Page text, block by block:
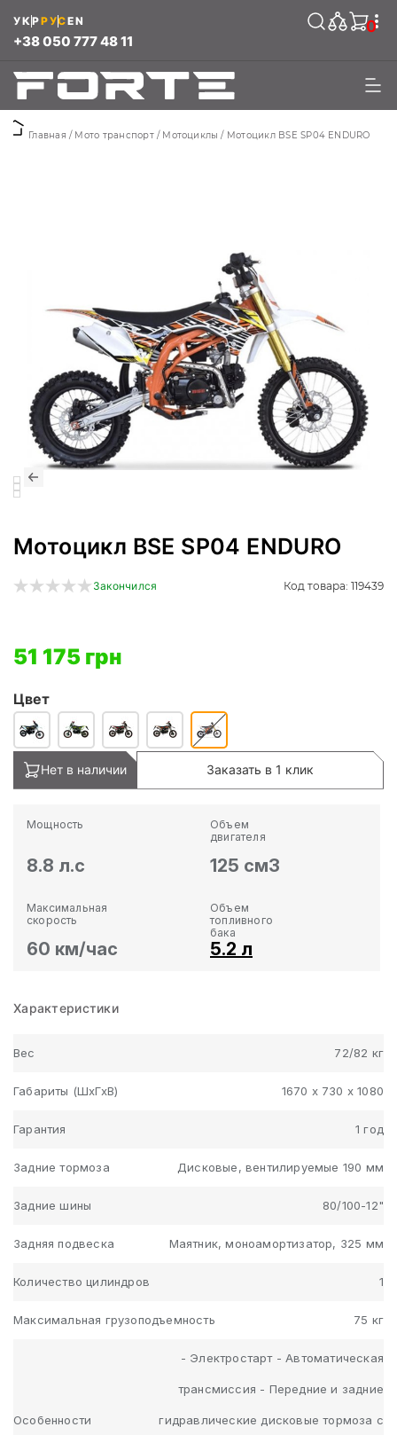
+38 050 777 48 11
УКРРУСEN 0
Главная Мото транспорт Мотоциклы Мотоцикл BSE SP04 ENDURO
Мотоцикл BSE SP04 ENDURO
Закончился Код товара: 119439
51 175 грн
Цвет
Нет в наличии Заказать в 1 клик
Мощность
8.8 л.с
Объем
двигателя
125 см3
Максимальная
скорость
60 км/час
Объем
топливного
бака
5.2 л
Характеристики
Вес 72/82 кг
Габариты (ШхГхВ) 1670 х 730 х 1080
Гарантия 1 год
Задние тормоза Дисковые, вентилируемые 190 мм
Задние шины 80/100-12"
Задняя подвеска Маятник, моноамортизатор, 325 мм
Количество цилиндров 1
Максимальная грузоподъемность 75 кг
Особенности
- Электростарт - Автоматическая
трансмиссия - Передние и задние
гидравлические дисковые тормоза с